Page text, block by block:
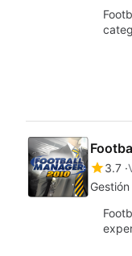
3.7